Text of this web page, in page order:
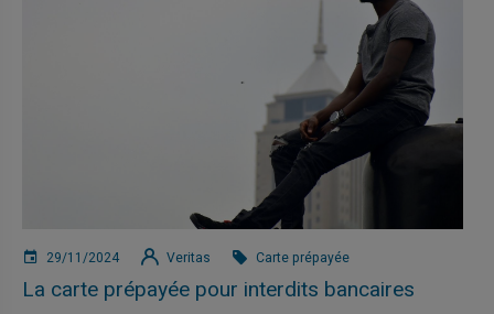
29/11/2024 Veritas Carte prépayée
La carte prépayée pour interdits bancaires